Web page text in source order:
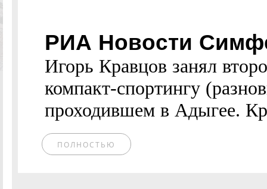
РИА Новости
Игорь Кравцов занял
компакт-спортингу
проходившем в Адыгее.
ПОЛНОСТЬЮ